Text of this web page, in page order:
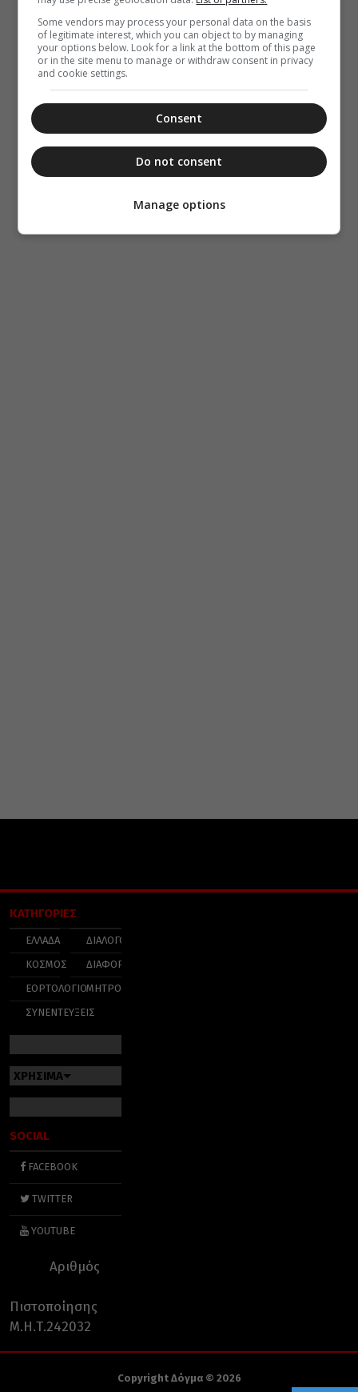
ΚΑΤΗΓΟΡΙΕΣ
ΕΛΛΑΔΑ
ΚΟΣΜΟΣ
ΕΟΡΤΟΛΟΓΙΟ
ΣΥΝΕΝΤΕΥΞΕΙΣ
ΔΙΑΛΟΓΟΣ
ΔΙΑΦΟΡΑ
ΜΗΤΡΟΠΟΛΕΙΣ
ΧΡΗΣΙΜΑ
SOCIAL
FACEBOOK
TWITTER
YOUTUBE
Αριθμός
Πιστοποίησης
Μ.Η.Τ.242032
Copyright Δόγμα © 2026
Some vendors may process your personal data on the basis
of legitimate interest, which you can object to by managing
your options below. Look for a link at the bottom of this page
or in the site menu to manage or withdraw consent in privacy
and cookie settings.
Consent
Do not consent
Manage options